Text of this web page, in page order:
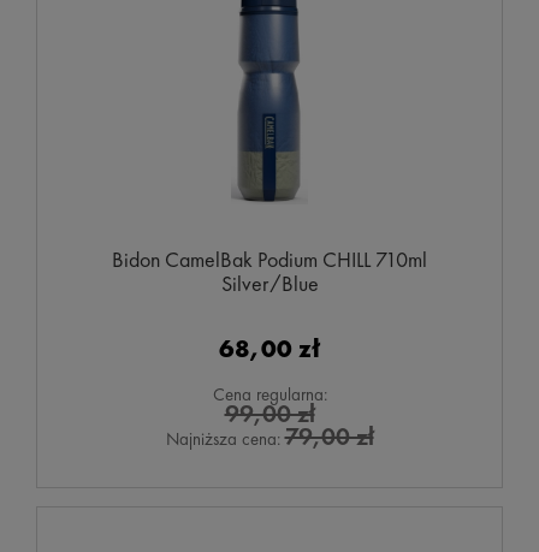
Bidon CamelBak Podium CHILL 710ml
Silver/Blue
68,00 zł
Cena regularna:
99,00 zł
Najniższa cena:79,00 zł